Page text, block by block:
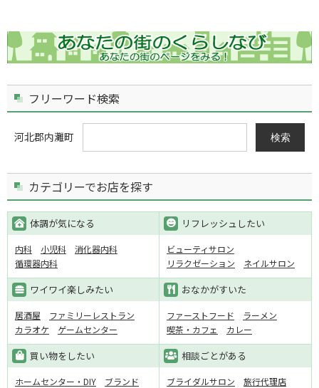
フリーワード検索
河北郡内灘町 検索
カテゴリーでお店を探す
体調が気になる
内科 小児科
消化器内科
循環器内科
リフレッシュしたい
ビューティサロン
リラクゼーション
ネイルサロン
ワイワイ楽しみたい
居酒屋
ファミリーレストラン
カラオケ
ゲームセンター
おなかがすいた
ファーストフード
ラーメン
喫茶・カフェ
カレー
買い物をしたい
ホームセンター・DIY
ブランド
相談ごとがある
ブライダルサロン
旅行代理店